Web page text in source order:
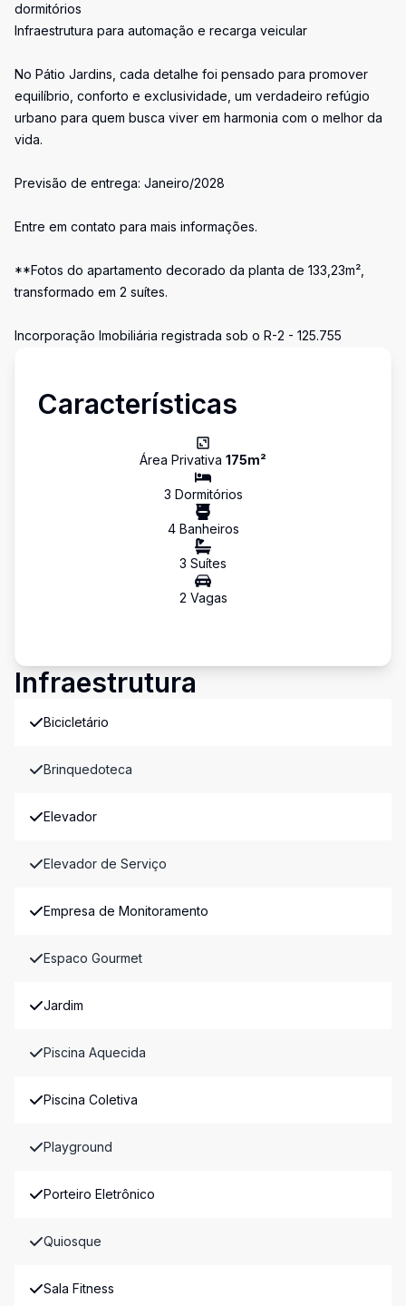
dormitórios
Infraestrutura para automação e recarga veicular
No Pátio Jardins, cada detalhe foi pensado para promover
equilíbrio, conforto e exclusividade, um verdadeiro refúgio
urbano para quem busca viver em harmonia com o melhor da
vida.
Previsão de entrega: Janeiro/2028
Entre em contato para mais informações.
**Fotos do apartamento decorado da planta de 133,23m²,
transformado em 2 suítes.
Incorporação Imobiliária registrada sob o R-2 - 125.755
Características
Área Privativa 175m²
3 Dormitórios
4Banheiros
3 Suítes
2 Vagas
Infraestrutura
Bicicletário
Brinquedoteca
Elevador
Elevador de Serviço
Empresa de Monitoramento
Espaco Gourmet
Jardim
Piscina Aquecida
Piscina Coletiva
Playground
Porteiro Eletrônico
Quiosque
Sala Fitness